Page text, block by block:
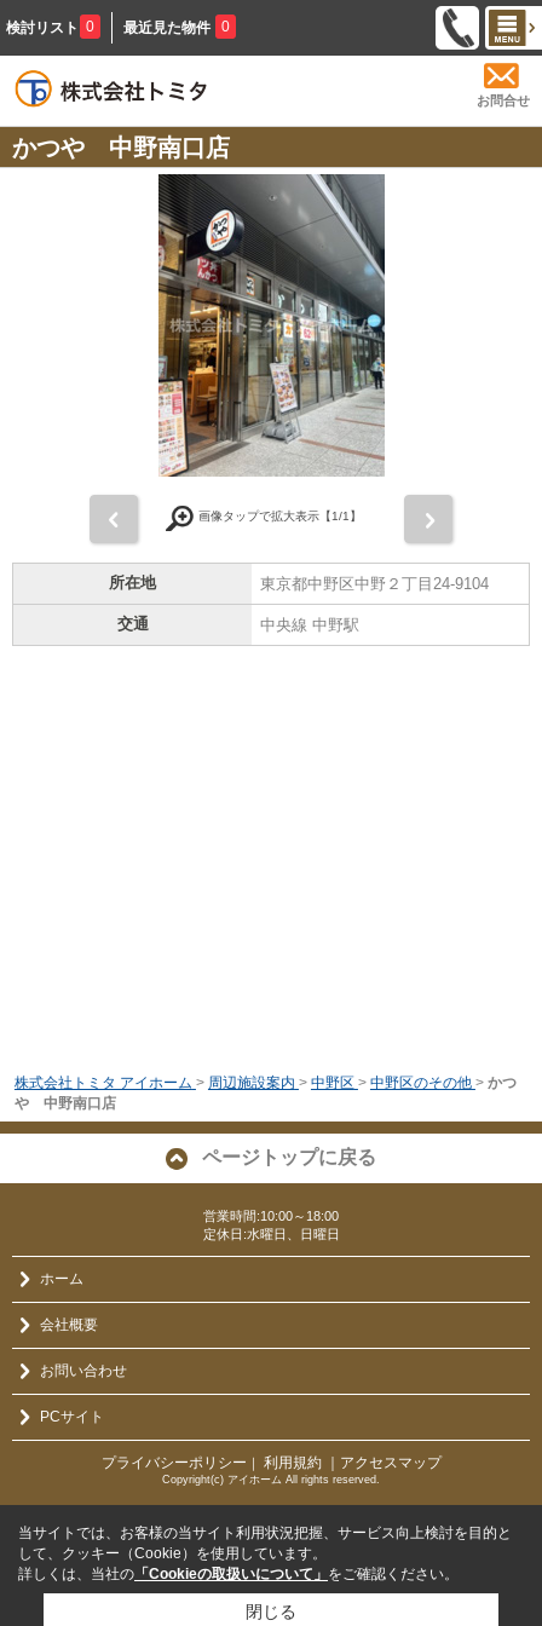
検討リスト 0 最近見た物件 0
お問合せ
かつや 中野南口店
画像タップで拡大表示【1/1】
所在地 東京都中野区中野２丁目24-9104
交通 中央線 中野駅
株式会社トミタ アイホーム > 周辺施設案内 > 中野区 > 中野区のその他 > かつ
や 中野南口店
ページトップに戻る
営業時間:10:00～18:00
定休日:水曜日、日曜日
ホーム
会社概要
お問い合わせ
PCサイト
プライバシーポリシー ｜ 利用規約 ｜アクセスマップ
Copyright(c) アイホーム All rights reserved.
当サイトでは、お客様の当サイト利用状況把握、サービス向上検討を目的と
して、クッキー（Cookie）を使用しています。
詳しくは、当社の 「Cookieの取扱いについて」 をご確認ください。
閉じる